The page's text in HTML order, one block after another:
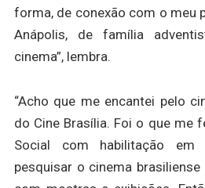
forma, de conexão com o meu
Anápolis, de família
cinema”, lembra.
“Acho que me encantei pelo
do Cine Brasília. Foi o que me
Social com habilitação em
pesquisar o cinema